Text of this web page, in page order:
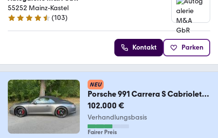
55252 Mainz-Kastel
4.5 Sterne
(103)
Kontakt Parken
NEU
Porsche 991 Carrera S Cabriolet
50 Jahre Approved Bose
102.000 €
Verhandlungsbasis
Fairer Preis